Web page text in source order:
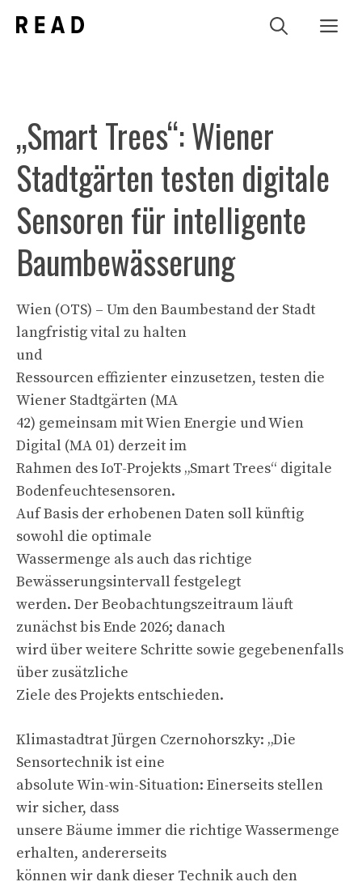
Inhalt
„Smart Trees“: Wiener
Stadtgärten testen digitale
Sensoren für intelligente
Baumbewässerung
Wien (OTS) – Um den Baumbestand der Stadt
langfristig vital zu halten
und
Ressourcen effizienter einzusetzen, testen die
Wiener Stadtgärten (MA
42) gemeinsam mit Wien Energie und Wien
Digital (MA 01) derzeit im
Rahmen des IoT-Projekts „Smart Trees“ digitale
Bodenfeuchtesensoren.
Auf Basis der erhobenen Daten soll künftig
sowohl die optimale
Wassermenge als auch das richtige
Bewässerungsintervall festgelegt
werden. Der Beobachtungszeitraum läuft
zunächst bis Ende 2026; danach
wird über weitere Schritte sowie gegebenenfalls
über zusätzliche
Ziele des Projekts entschieden.
Klimastadtrat Jürgen Czernohorszky: „Die
Sensortechnik ist eine
absolute Win-win-Situation: Einerseits stellen
wir sicher, dass
unsere Bäume immer die richtige Wassermenge
erhalten, andererseits
können wir dank dieser Technik auch den